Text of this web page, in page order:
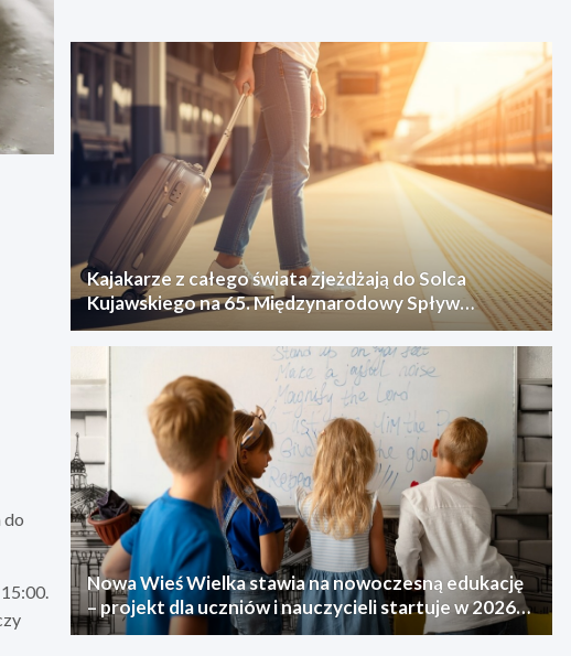
do
Kajakarze z całego świata zjeżdżają do Solca
Kujawskiego na 65. Międzynarodowy Spływ
Kajakowy
Nowa Wieś Wielka stawia na nowoczesną edukację
– projekt dla uczniów i nauczycieli startuje w 2026
roku